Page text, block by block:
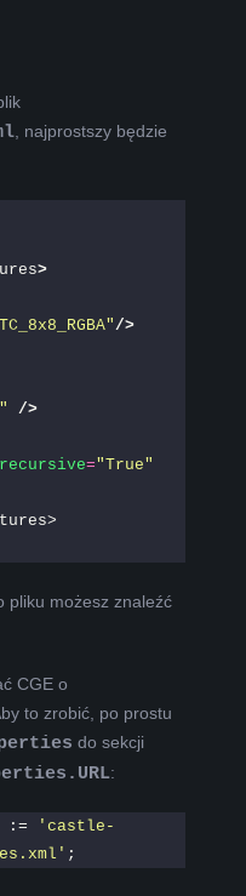
, najprostszy będzie
>
/>
/>
recursive= "True"
pliku możesz znaleźć
CGE o
to zrobić, po prostu
do sekcji
:
:=
'castle-
;